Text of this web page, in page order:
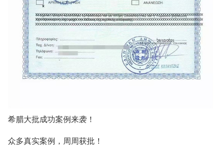
希腊大批成功案例来袭！
众多真实案例，周周获批！